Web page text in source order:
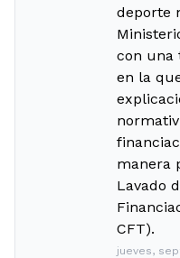
deporte
con una
en la
manera
Lavado
CFT).
jueves,